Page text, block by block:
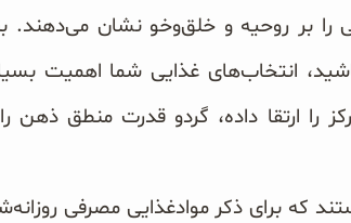
را بر روحیه و خلق‌وخو نشان می‌دهند.
انتخاب‌های غذایی شما اهمیت
ارتقا داده، گردو قدرت منطق ذهن
از حدود ۳۰۰ جوان خواستند که برای ذکر موادغذایی